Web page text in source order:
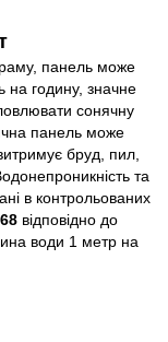
раму, панель може
на годину, значне
сонячну
панель може
бруд, пил,
та
в контрольованих
відповідно до
води 1 метр на